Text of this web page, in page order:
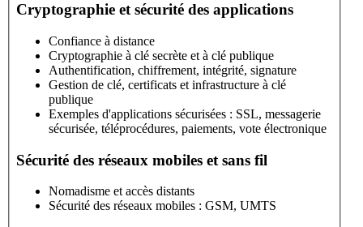
Cryptographie et sécurité des applications
Confiance à distance
Cryptographie à clé secrète et à clé publique
Authentification, chiffrement, intégrité, signature
Gestion de clé, certificats et infrastructure à clé
publique
Exemples d'applications sécurisées : SSL, messagerie
sécurisée, téléprocédures, paiements, vote électronique
Sécurité des réseaux mobiles et sans fil
Nomadisme et accès distants
Sécurité des réseaux mobiles : GSM, UMTS